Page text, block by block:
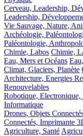
Cerveau, Leadership,
Leadership,
Vie Sauvage, Nature,
Archéologie,
Paléontologie,
Chimie, Labos Chimie,
Eau, Mers et Océans
Climat, Glaciers, Planète
Architecture, Energies
Renouvelables
Robotique,
Informatique
Drones, Objets
Connectés, Imprimante
Agriculture, Santé